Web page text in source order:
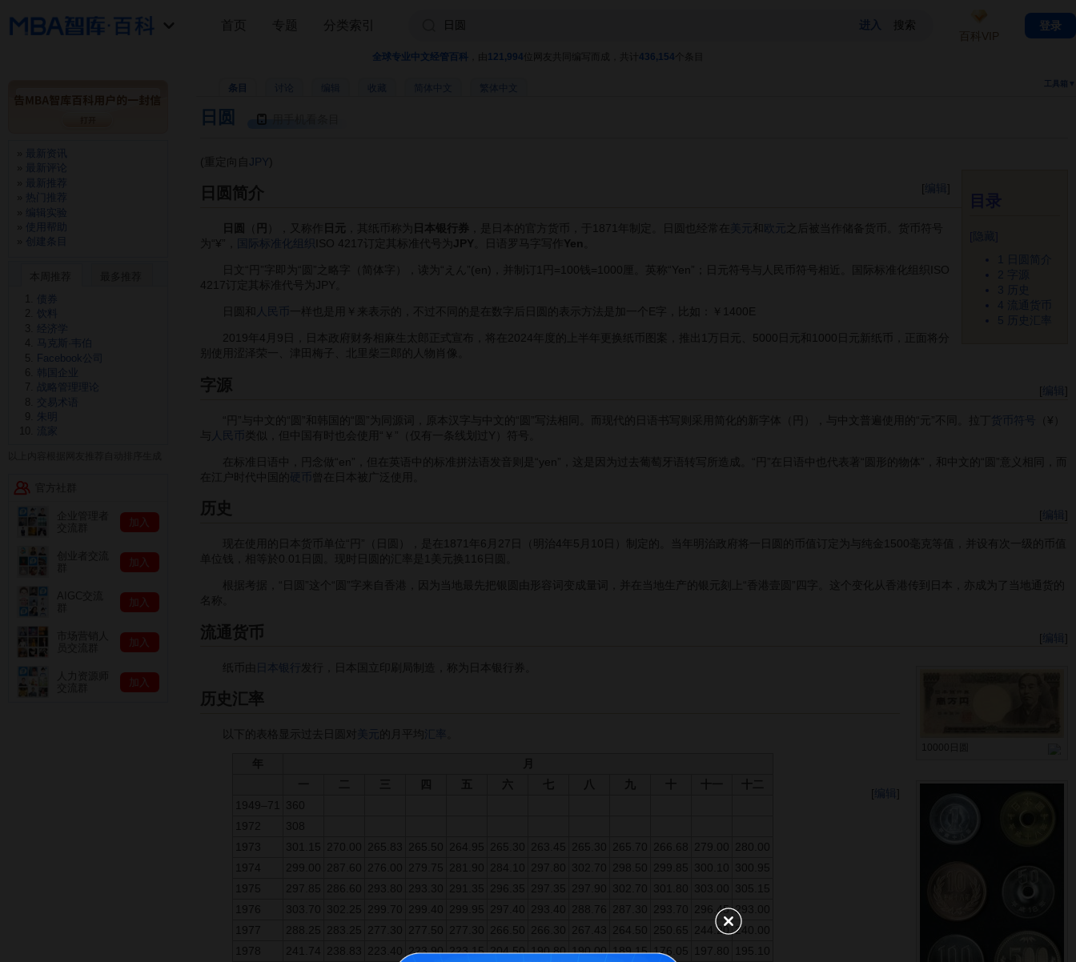
全球专业中文经管百科 121,994 位网友共同编写而成，共计 436,154 个条目
条目 收藏 工具箱▼
日圆
(重定向自 JPY
1
日圆简介
2
字源
3
历史
4
流通货币
5
历史汇率
[编辑
日圆简介
日圆 円 ），又称作 日元 ，其纸币称为 日本银行券 ，是日本的官方货币，于1871年制定。日圆也经常在 美元 和 欧元 之后被当作储备货币。货币符号
为“¥”，
国际标准化组织 ISO 4217订定其标准代号为 JPY 。日语罗马字写作 Yen
日文“円”字即为“圆”之略字（简体字），读为“えん”(en)，并制订1円=100钱=1000厘。英称“Yen”；日元符号与人民币符号相近。国际标准化组织ISO
4217订定其标准代号为JPY。
日圆和 人民币 一样也是用￥来表示的，不过不同的是在数字后日圆的表示方法是加一个E字，比如：￥1400E
2019年4月9日，日本政府财务相麻生太郎正式宣布，将在2024年度的上半年更换纸币图案，推出1万日元、5000日元和1000日元新纸币，正面将分
别使用涩泽荣一、津田梅子、北里柴三郎的人物肖像。
[编辑
字源
“円”与中文的“圆”和韩国的“圆”为同源词，原本汉字与中文的“圆”写法相同。而现代的日语书写则采用简化的新字体（円），与中文普遍使用的“元”不同。拉丁 货币符号
（¥）
人民币 类似，但中国有时也会使用“￥”（仅有一条线划过Y）符号。
在标准日语中，円念做“en”，但在英语中的标准拼法语发音则是“yen”，这是因为过去葡萄牙语转写所造成。“円”在日语中也代表著“圆形的物体”，和中文的“圆”意义相同，而
在江户时代中国的 硬币 曾在日本被广泛使用。
[编辑
历史
现在使用的日本货币单位“円”（日圆），是在1871年6月27日（明治4年5月10日）制定的。当年明治政府将一日圆的币值订定为与纯金1500毫克等值，并设有次一级的币值
单位钱，相等於0.01日圆。现时日圆的汇率是1美元换116日圆。
根据考据，“日圆”这个“圆”字来自香港，因为当地最先把银圆由形容词变成量词，并在当地生产的银元刻上“香港壹圆”四字。这个变化从香港传到日本，亦成为了当地通货的
名称。
[编辑
流通货币
10000日圆
纸币由 日本银行 发行，日本国立印刷局制造，称为日本银行券。
[编辑
历史汇率
以下的表格显示过去日圆对 美元 的月平均 汇率
1949–71
360
1972
308
1973
301.15 270.00 265.83 265.50 264.95 265.30 263.45 265.30 265.70 266.68 279.00
280.00
1974
299.00 287.60 276.00 279.75 281.90 284.10 297.80 302.70 298.50 299.85 300.10
300.95
1975
297.85 286.60 293.80 293.30 291.35 296.35 297.35 297.90 302.70 301.80 303.00
305.15
1976
303.70 302.25 299.70 299.40 299.95 297.40 293.40 288.76 287.30 293.70 296.45 293.00
1977
288.25 283.25 277.30 277.50 277.30 266.50 266.30 267.43 264.50 250.65 244.20 240.00
1978
241.74 238.83 223.40 223.90 223.15 204.50 190.80 190.00 189.15 176.05 197.80
195.10
首页 专题 分类索引
百科VIP
登录
最新资讯
最新评论
最新推荐
热门推荐
编辑实验
使用帮助
创建条目
债券
饮料
经济学
马克斯·韦伯
Facebook公司
韩国企业
战略管理理论
交易术语
朱明
流家
加入
加入
加入
加入
加入